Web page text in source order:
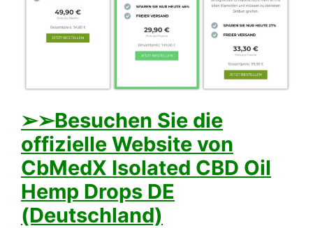
➢➢Besuchen Sie die
offizielle Website von
CbMedX Isolated CBD Oil
Hemp Drops DE
(Deutschland)